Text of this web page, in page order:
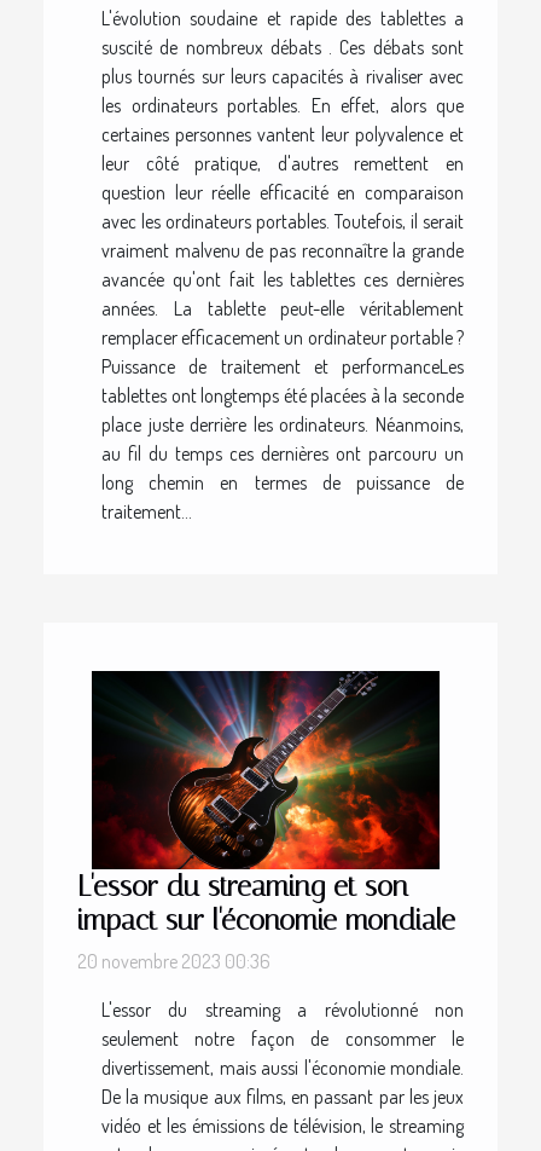
L'évolution soudaine et rapide des tablettes a
suscité de nombreux débats . Ces débats sont
plus tournés sur leurs capacités à rivaliser avec
les ordinateurs portables. En effet, alors que
certaines personnes vantent leur polyvalence et
leur côté pratique, d'autres remettent en
question leur réelle efficacité en comparaison
avec les ordinateurs portables. Toutefois, il serait
vraiment malvenu de pas reconnaître la grande
avancée qu'ont fait les tablettes ces dernières
années. La tablette peut-elle véritablement
remplacer efficacement un ordinateur portable ?
Puissance de traitement et performanceLes
tablettes ont longtemps été placées à la seconde
place juste derrière les ordinateurs. Néanmoins,
au fil du temps ces dernières ont parcouru un
long chemin en termes de puissance de
traitement...
L'essor du streaming et son
impact sur l'économie mondiale
20 novembre 2023 00:36
L'essor du streaming a révolutionné non
seulement notre façon de consommer le
divertissement, mais aussi l'économie mondiale.
De la musique aux films, en passant par les jeux
vidéo et les émissions de télévision, le streaming